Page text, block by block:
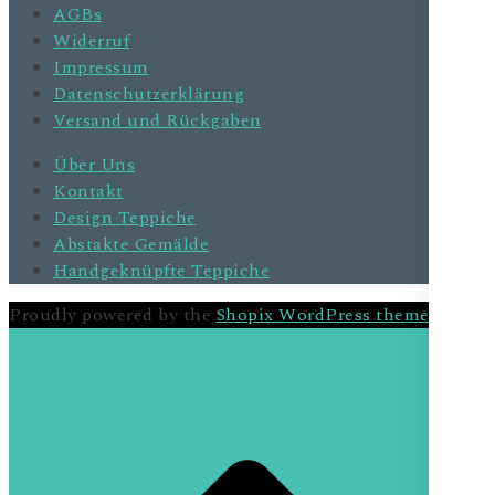
AGBs
Widerruf
Impressum
Datenschutzerklärung
Versand und Rückgaben
Über Uns
Kontakt
Design Teppiche
Abstakte Gemälde
Handgeknüpfte Teppiche
Proudly powered by theShopix WordPress theme